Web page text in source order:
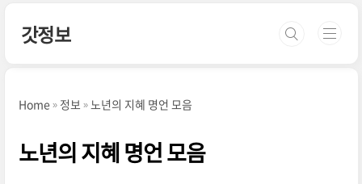
갓정보
Home 정보 노년의 지혜 명언 모음
노년의 지혜 명언 모음